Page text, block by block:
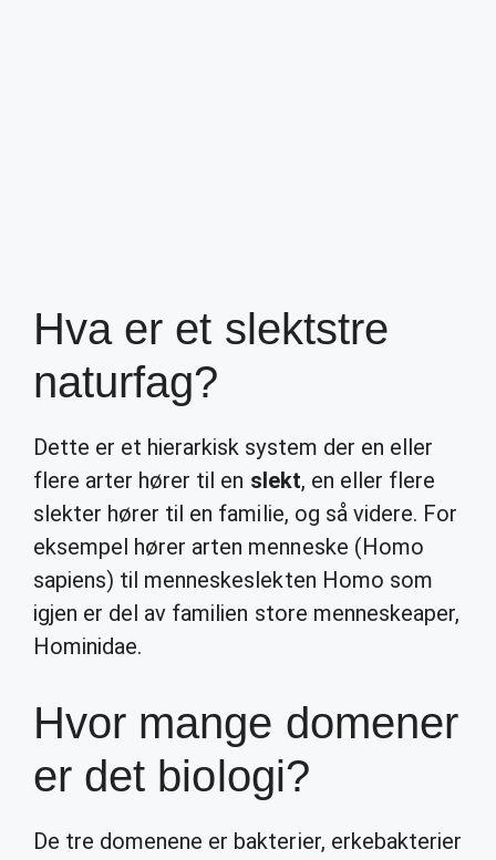
Hva er et slektstre
naturfag?
Dette er et hierarkisk system der en eller
flere arter hører til en slekt, en eller flere
slekter hører til en familie, og så videre. For
eksempel hører arten menneske (Homo
sapiens) til menneskeslekten Homo som
igjen er del av familien store menneskeaper,
Hominidae.
Hvor mange domener
er det biologi?
De tre domenene er bakterier, erkebakterier